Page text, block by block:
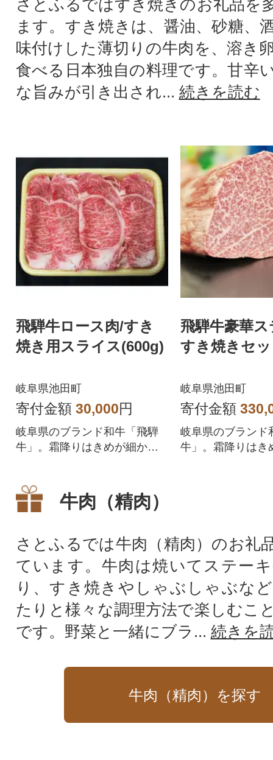
さとふるではすき焼きのお礼品を
ます。すき焼きは、醤油、砂糖、
味付けした薄切りの牛肉を、溶き
食べる日本独自の料理です。甘辛
な旨みが引き出され... 続きを読む
飛騨牛ロース肉/すき
焼き用スライス(600g)
岐阜県池田町
寄付金額 30,000円
岐阜県のブランド和牛「飛騨
牛」。霜降りはきめが細か
飛騨牛豪華
すき焼きセ
岐阜県池田町
寄付金額
岐阜県のブランド
牛」。霜降りはき
牛肉（精肉）
さとふるでは牛肉（精肉）のお礼
ています。牛肉は焼いてステー
り、すき焼きやしゃぶしゃぶな
たりと様々な調理方法で楽しむこ
です。野菜と一緒にブラ... 続きを
牛肉（精肉）を探す